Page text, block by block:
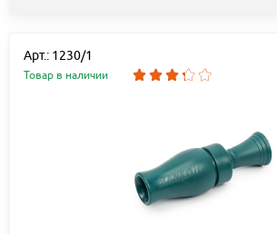
Арт.: 1230/1
Товар в наличии